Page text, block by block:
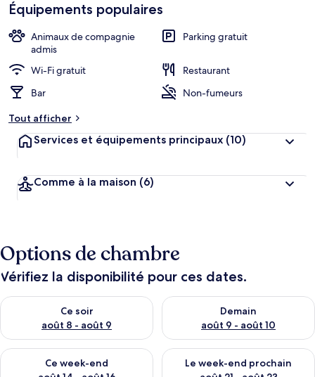
Équipements populaires
Animaux de compagnie
admis
Parking gratuit
Wi-Fi gratuit
Restaurant
Bar
Non-fumeurs
Tout afficher
Services et équipements principaux (10)
Comme à la maison (6)
Options de chambre
Vérifiez la disponibilité pour ces dates.
Ce soir
août 8 - août 9
Vérifier la disponibilité pour ce soir août 8 - août 9
Demain
août 9 - août 10
Vérifier la disponibilité pour
Ce week-end
Vérifier la disponibilité pour ce week-end août 14 - août 16
Le week-end prochain
Vérifier la disponibilité pour